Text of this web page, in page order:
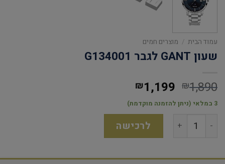
עמוד הבית / מוצרים חמים
שעון GANT לגבר G134001
₪1,890
₪1,199
3 במלאי (ניתן להזמנה מוקדמת)
לרכישה